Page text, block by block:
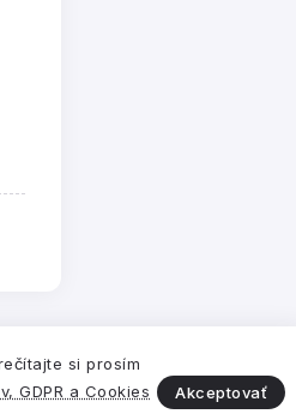
PreZdruženie
si prosím
GDPR a Cookies
Akceptovať